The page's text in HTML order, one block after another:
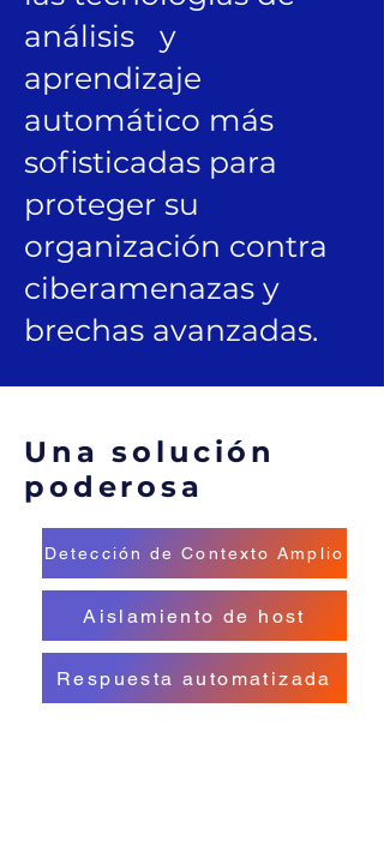
análisis y
aprendizaje
automático más
sofisticadas para
proteger su
organización contra
ciberamenazas y
brechas avanzadas.
Una solución
poderosa
Detección de Contexto Amplio
Aislamiento de host
Respuesta automatizada